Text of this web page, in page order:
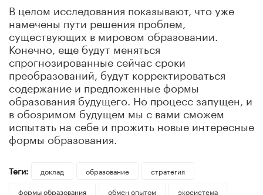
В целом исследования показывают, что уже
намечены пути решения проблем,
существующих в мировом образовании.
Конечно, еще будут меняться
спрогнозированные сейчас сроки
преобразований, будут корректироваться
содержание и предложенные формы
образования будущего. Но процесс запущен, и
в обозримом будущем мы с вами сможем
испытать на себе и прожить новые интересные
формы образования.
Теги: доклад образование
стратегия
формы образования
обмен опытом
экосистема